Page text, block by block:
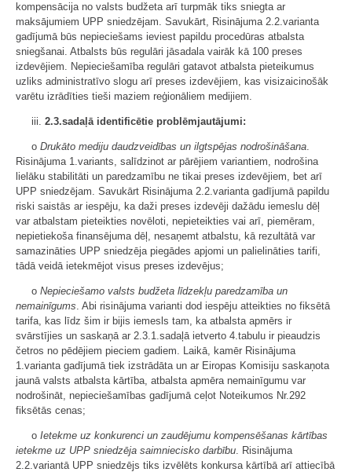
kompensācija no valsts budžeta arī turpmāk tiks sniegta ar
maksājumiem UPP sniedzējam. Savukārt, Risinājuma 2.2.varianta
gadījumā būs nepieciešams ieviest papildu procedūras atbalsta
sniegšanai. Atbalsts būs regulāri jāsadala vairāk kā 100 preses
izdevējiem. Nepieciešamība regulāri gatavot atbalsta pieteikumus
uzliks administratīvo slogu arī preses izdevējiem, kas visizaicinošāk
varētu izrādīties tieši maziem reģionāliem medijiem.
iii. 2.3.sadaļā identificētie problēmjautājumi:
o Drukāto mediju daudzveidības un ilgtspējas nodrošināšana
Risinājuma 1.variants, salīdzinot ar pārējiem variantiem, nodrošina
lielāku stabilitāti un paredzamību ne tikai preses izdevējiem, bet arī
UPP sniedzējam. Savukārt Risinājuma 2.2.varianta gadījumā papildu
riski saistās ar iespēju, ka daži preses izdevēji dažādu iemeslu dēļ
var atbalstam pieteikties novēloti, nepieteikties vai arī, piemēram,
nepietiekoša finansējuma dēļ, nesaņemt atbalstu, kā rezultātā var
samazināties UPP sniedzēja piegādes apjomi un palielināties tarifi,
tādā veidā ietekmējot visus preses izdevējus;
o Nepieciešamo valsts budžeta līdzekļu paredzamība un
nemainīgums . Abi risinājuma varianti dod iespēju atteikties no fiksētā
tarifa, kas līdz šim ir bijis iemesls tam, ka atbalsta apmērs ir
svārstījies un saskaņā ar 2.3.1.sadaļā ietverto 4.tabulu ir pieaudzis
četros no pēdējiem pieciem gadiem. Laikā, kamēr Risinājuma
1.varianta gadījumā tiek izstrādāta un ar Eiropas Komisiju saskaņota
jaunā valsts atbalsta kārtība, atbalsta apmēra nemainīgumu var
nodrošināt, nepieciešamības gadījumā ceļot Noteikumos Nr.292
fiksētās cenas;
o Ietekme uz konkurenci un zaudējumu kompensēšanas kārtības
ietekme uz UPP sniedzēja saimniecisko darbību . Risinājuma
2.2.variantā UPP sniedzējs tiks izvēlēts konkursa kārtībā arī attiecībā